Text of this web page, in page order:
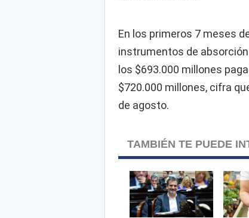
En los primeros 7 meses
instrumentos de
los $693.000 millones
$720.000 millones, cifra
de agosto.
TAMBIÉN TE PUEDE